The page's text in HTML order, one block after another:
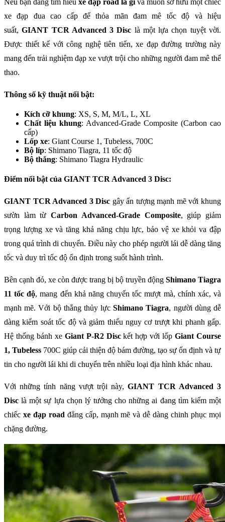
Nếu bạn đang tìm hiểu xe đạp road là gì và muốn sở hữu một chiếc
xe đạp đua cao cấp để thỏa mãn đam mê tốc độ và hiệu
suất,GIANT TCR Advanced 3 Disc là một lựa chọn tuyệt vời.
Được thiết kế với công nghệ tiên tiến, xe đạp đường trường này
mang đến trải nghiệm đạp xe vượt trội cho những người đam mê thể
thao.
Thông số kỹ thuật nổi bật:
Kích cỡ khung: XS, S, M, M/L, L, XL
Chất liệu khung: Advanced-Grade Composite (Carbon cao
cấp)
Lốp xe: Giant Course 1, Tubeless, 700C
Bộ líp: Shimano Tiagra, 11 tốc độ
Bộ thắng: Shimano Tiagra Hydraulic
Điểm nổi bật của GIANT TCR Advanced 3 Disc:
GIANT TCR Advanced 3 Disc gây ấn tượng mạnh mẽ với khung
sườn làm từCarbon Advanced-Grade Composite, giúp giảm
trọng lượng xe và tăng khả năng chịu lực, bảo vệ xe khỏi va đập
trong quá trình di chuyển. Điều này cho phép người lái dễ dàng tăng
tốc và duy trì tốc độ ổn định trong suốt hành trình.
Bên cạnh đó, xe còn được trang bị bộ truyền động Shimano Tiagra
11 tốc độ, mang đến khả năng chuyển tốc mượt mà, chính xác, và
mạnh mẽ. Với bộ thắng thủy lựcShimano Tiagra, người dùng dễ
dàng kiểm soát tốc độ và giảm thiểu nguy cơ trượt khi phanh gấp.
Hệ thống bánh xe Giant P-R2 Disckết hợp với lốpGiant Course
1, Tubeless 700C giúp cải thiện độ bám đường, tạo sự ổn định và tự
tin cho người lái khi di chuyển trên nhiều loại địa hình khác nhau.
Với những tính năng vượt trội này,GIANT TCR Advanced 3
Disc là một sự lựa chọn lý tưởng cho những ai đang tìm kiếm một
chiếc xe đạp road đẳng cấp, mạnh mẽ và dễ dàng chinh phục mọi
chặng đường.